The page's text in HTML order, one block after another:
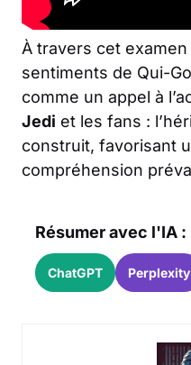
À travers cet
sentiments de Qui-
comme un appel à
Jedi et les fans :
construit, favorisant
compréhension
Résumer avec l'IA :
ChatGPT Perplexity